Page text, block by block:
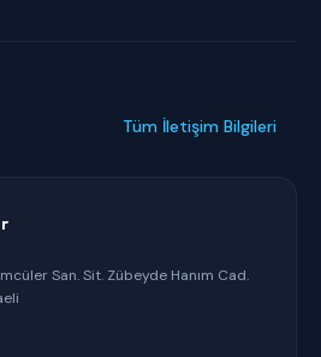
Tüm İletişim Bilgileri
San. Sit. Zübeyde Hanım Cad.